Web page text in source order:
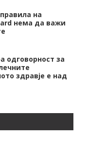
на
нема да важи
одговорност за
здравје е над